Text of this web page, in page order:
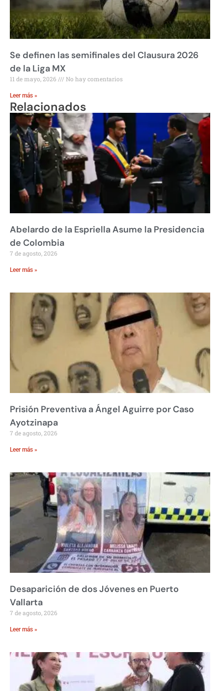
Se definen las semifinales del Clausura 2026
de la Liga MX
11 de mayo, 2026 No hay comentarios
Leer más »
Relacionados
Abelardo de la Espriella Asume la Presidencia
de Colombia
7 de agosto, 2026
Leer más »
Prisión Preventiva a Ángel Aguirre por Caso
Ayotzinapa
7 de agosto, 2026
Leer más »
Desaparición de dos Jóvenes en Puerto
Vallarta
7 de agosto, 2026
Leer más »